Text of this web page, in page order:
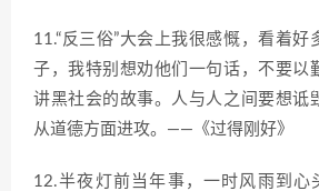
11.“反三俗”大会上我很感慨，看着好
子，我特别想劝他们一句话，不要以
讲黑社会的故事。人与人之间要想诋
从道德方面进攻。——《过得刚好》
12.半夜灯前当年事，一时风雨到